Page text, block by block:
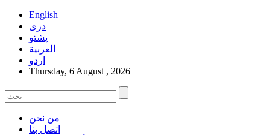
English
دری
پشتو
العربیة
اردو
Thursday, 6 August , 2026
من نحن
اتصل بنا